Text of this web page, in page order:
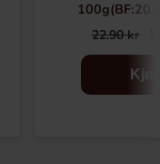
22.90 kr